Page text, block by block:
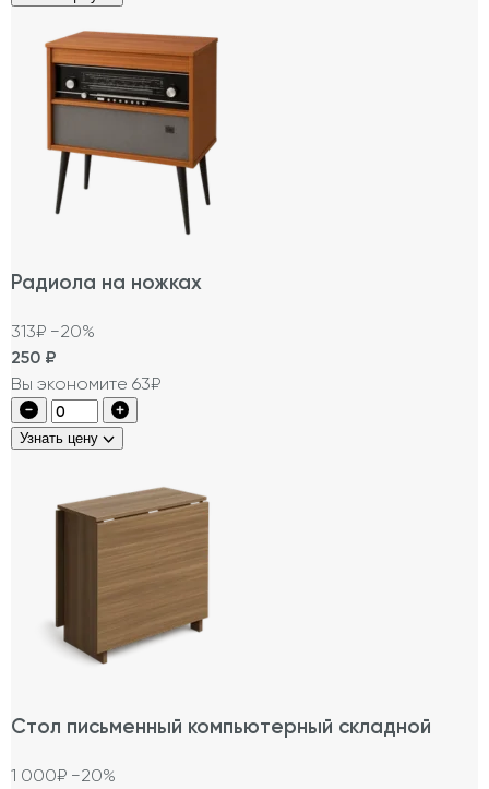
Радиола на ножках
313₽ −20%
250 ₽
Вы экономите 63₽
Узнать цену
Стол письменный компьютерный складной
1 000₽ −20%